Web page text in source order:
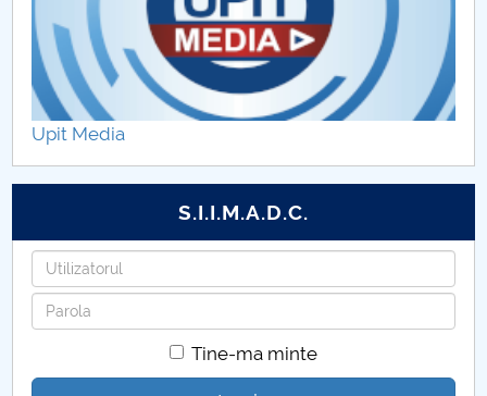
Formare continuă DPPD
Grade didactice DPPD
Plan de învățământ și Fișele disciplinelor
Zona studenților DPPD
Modul postuniversitar DPPD
Cercetare științifică DPPD
Upit Media
S.I.I.M.A.D.C.
Utilizatorul
Parola
Tine-ma minte